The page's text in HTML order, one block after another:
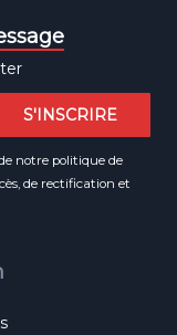
notre politique de
de rectification et